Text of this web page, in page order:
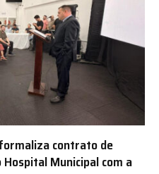
contrato de
Municipal com a